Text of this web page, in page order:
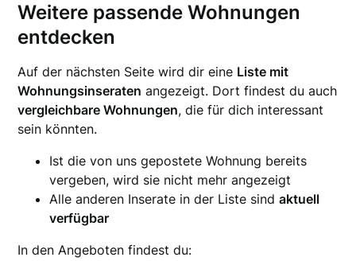
Weitere passende Wohnungen
entdecken
Auf der nächsten Seite wird dir eine Liste mit
Wohnungsinseraten angezeigt. Dort findest du auch
vergleichbare Wohnungen, die für dich interessant
sein könnten.
Ist die von uns gepostete Wohnung bereits
vergeben, wird sie nicht mehr angezeigt
Alle anderen Inserate in der Liste sindaktuell
verfügbar
In den Angeboten findest du: